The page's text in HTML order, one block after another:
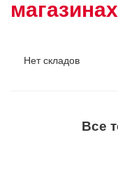
Нет складов
Все